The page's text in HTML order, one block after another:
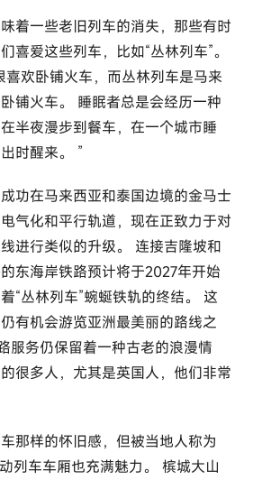
着一些老旧列车的消失，那些有时
喜爱这些列车，比如“丛林列车”。
喜欢卧铺火车，而丛林列车是马来
铺火车。 睡眠者总是会经历一种
半夜漫步到餐车，在一个城市睡
时醒来。 ”
功在马来西亚和泰国边境的金马士
气化和平行轨道，现在正致力于对
进行类似的升级。 连接吉隆坡和
东海岸铁路预计将于2027年开始
“丛林列车”蜿蜒铁轨的终结。 这
有机会游览亚洲最美丽的路线之
服务仍保留着一种古老的浪漫情
很多人，尤其是英国人，他们非常
那样的怀旧感，但被当地人称为
列车车厢也充满魅力。 槟城大山